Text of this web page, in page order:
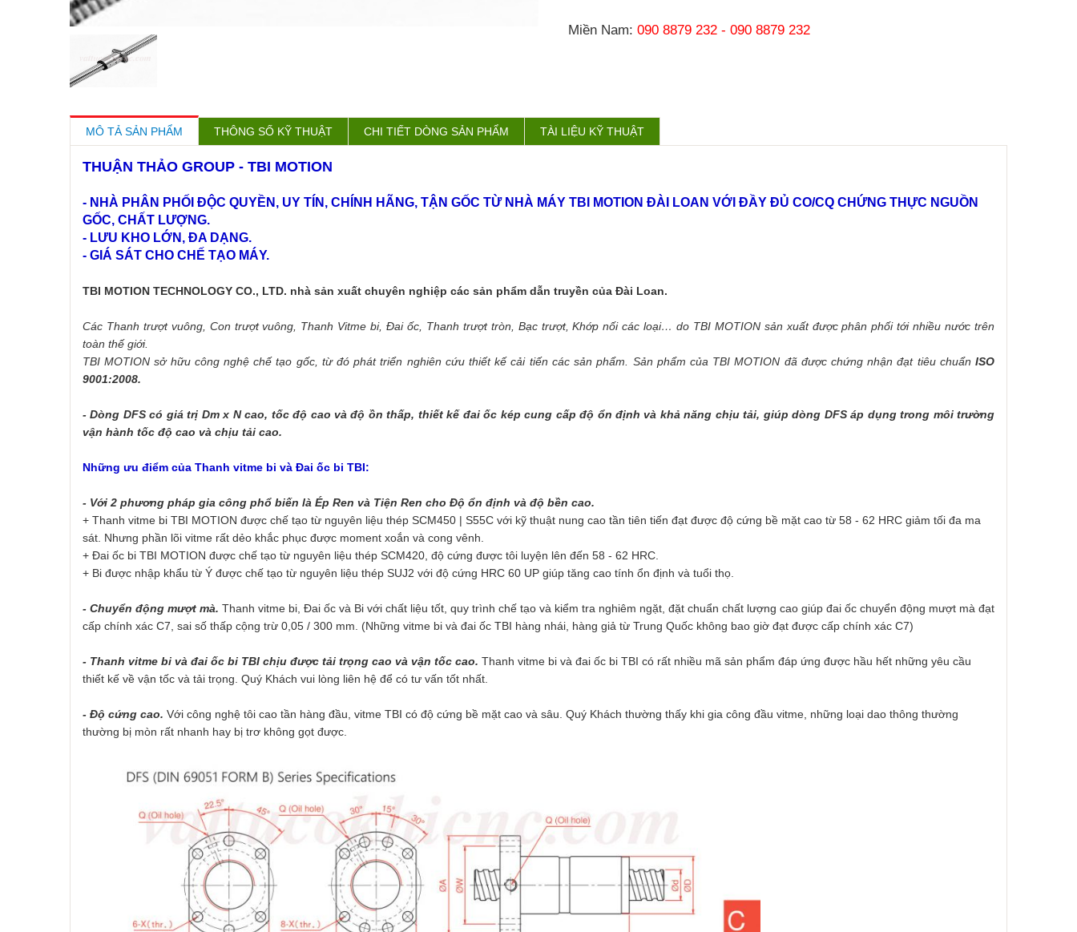
Miền Nam: 090 8879 232 - 090 8879 232
MÔ TẢ SẢN PHẨM THÔNG SỐ KỸ THUẬT CHI TIẾT DÒNG SẢN PHẨM TÀI LIỆU KỸ THUẬT
THUẬN THẢO GROUP - TBI MOTION
- NHÀ PHÂN PHỐI ĐỘC QUYỀN, UY TÍN, CHÍNH HÃNG, TẬN GỐC TỪ NHÀ MÁY TBI MOTION ĐÀI LOAN VỚI ĐẦY ĐỦ CO/CQ CHỨNG THỰC NGUỒN
GỐC, CHẤT LƯỢNG.
- LƯU KHO LỚN, ĐA DẠNG.
- GIÁ SÁT CHO CHẾ TẠO MÁY.
TBI MOTION TECHNOLOGY CO., LTD. nhà sản xuất chuyên nghiệp các sản phẩm dẫn truyền của Đài Loan.
Các Thanh trượt vuông, Con trượt vuông, Thanh Vitme bi, Đai ốc, Thanh trượt tròn, Bạc trượt, Khớp nối các loại… do TBI MOTION sản xuất được phân phối tới nhiều nước trên
toàn thế giới.
TBI MOTION sở hữu công nghệ chế tạo gốc, từ đó phát triển nghiên cứu thiết kế cải tiến các sản phẩm. Sản phẩm của TBI MOTION đã được chứng nhận đạt tiêu chuẩn ISO
9001:2008.
- Dòng DFS có giá trị Dm x N cao, tốc độ cao và độ ồn thấp, thiết kế đai ốc kép cung cấp độ ổn định và khả năng chịu tải, giúp dòng DFS áp dụng trong môi trường
vận hành tốc độ cao và chịu tải cao.
Những ưu điểm của Thanh vitme bi và Đai ốc bi TBI:
- Với 2 phương pháp gia công phổ biến là Ép Ren và Tiện Ren cho Độ ổn định và độ bền cao.
+ Thanh vitme bi TBI MOTION được chế tạo từ nguyên liệu thép SCM450 | S55C với kỹ thuật nung cao tần tiên tiến đạt được độ cứng bề mặt cao từ 58 - 62 HRC giảm tối đa ma
sát. Nhưng phần lõi vitme rất dẻo khắc phục được moment xoắn và cong vênh.
+ Đai ốc bi TBI MOTION được chế tạo từ nguyên liệu thép SCM420, độ cứng được tôi luyện lên đến 58 - 62 HRC.
+ Bi được nhập khẩu từ Ý được chế tạo từ nguyên liệu thép SUJ2 với độ cứng HRC 60 UP giúp tăng cao tính ổn định và tuổi thọ.
- Chuyển động mượt mà. Thanh vitme bi, Đai ốc và Bi với chất liệu tốt, quy trình chế tạo và kiểm tra nghiêm ngặt, đặt chuẩn chất lượng cao giúp đai ốc chuyển động mượt mà đạt
cấp chính xác C7, sai số thấp cộng trừ 0,05 / 300 mm. (Những vitme bi và đai ốc TBI hàng nhái, hàng giả từ Trung Quốc không bao giờ đạt được cấp chính xác C7)
- Thanh vitme bi và đai ốc bi TBI chịu được tải trọng cao và vận tốc cao. Thanh vitme bi và đai ốc bi TBI có rất nhiều mã sản phẩm đáp ứng được hầu hết những yêu cầu
thiết kế về vận tốc và tải trọng. Quý Khách vui lòng liên hệ để có tư vấn tốt nhất.
- Độ cứng cao. Với công nghệ tôi cao tần hàng đầu, vitme TBI có độ cứng bề mặt cao và sâu. Quý Khách thường thấy khi gia công đầu vitme, những loại dao thông thường
thường bị mòn rất nhanh hay bị trơ không gọt được.